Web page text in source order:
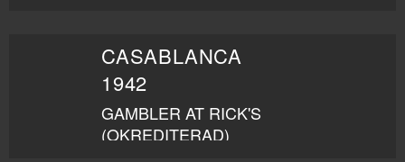
CASABLANCA
1942
GAMBLER AT RICK'S
(OKREDITERAD)